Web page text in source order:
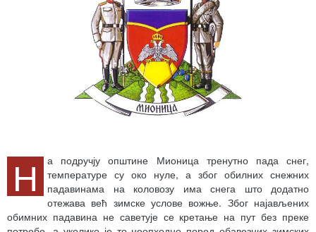
Н
а подручју општине Мионица тренутно пада снег,
температуре су око нуле, а због обилних снежних
падавинама на коловозу има снега што додатно
отежава већ зимске услове вожње. Због најављених
обимних падавина не саветује се кретање на пут без преке